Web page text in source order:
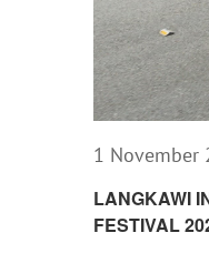
LANGKAWI
FESTIVAL
1 November